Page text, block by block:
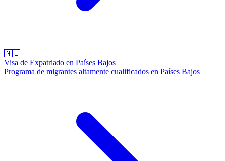
🇳🇱
Visa de Expatriado en Países Bajos
Programa de migrantes altamente cualificados en Países Bajos